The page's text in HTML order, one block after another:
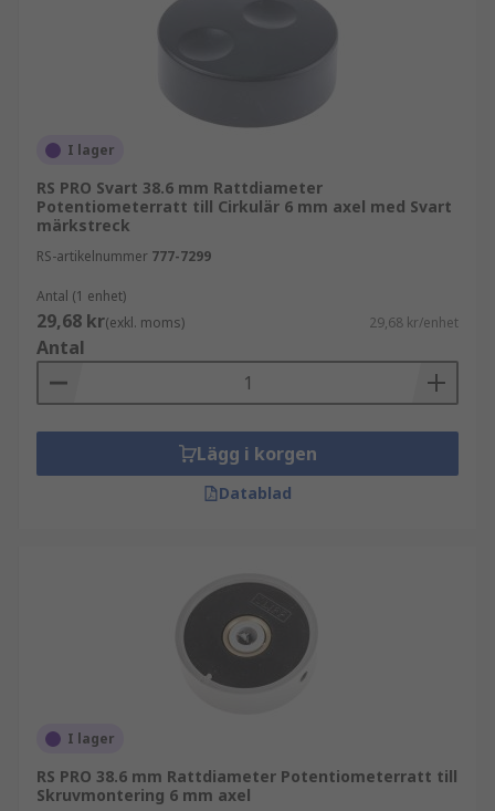
I lager
RS PRO Svart 38.6 mm Rattdiameter
Potentiometerratt till Cirkulär 6 mm axel med Svart
märkstreck
RS-artikelnummer 777-7299
Antal (1 enhet)
29,68 kr(exkl. moms) 29,68 kr/enhet
Antal
Lägg i korgen
Datablad
I lager
RS PRO 38.6 mm Rattdiameter Potentiometerratt till
Skruvmontering 6 mm axel